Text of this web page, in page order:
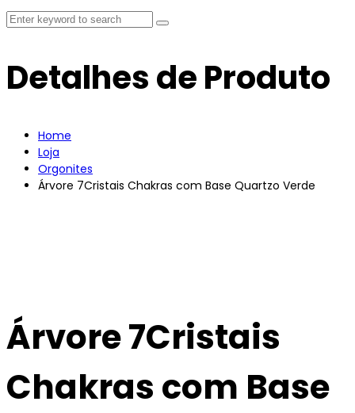
Detalhes de Produto
Home
Loja
Orgonites
Árvore 7Cristais Chakras com Base Quartzo Verde
Árvore 7Cristais
Chakras com Base